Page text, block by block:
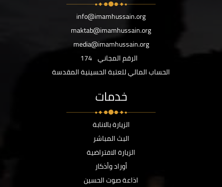
info@imamhussain.org
maktab@imamhussain.org
media@imamhussain.org
الرقم المجاني 174
الحساب المالي للعتبة الحسينية المقدسة
خدمات
الزيارة بالانابة
البث المباشر
الزيارة الافتراضية
أوراد وأذكار
اذاعة صوت الحسين